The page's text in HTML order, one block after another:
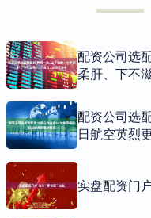
配资公司选
柔肝、下不
配资公司选
日航空英烈
实盘配资门